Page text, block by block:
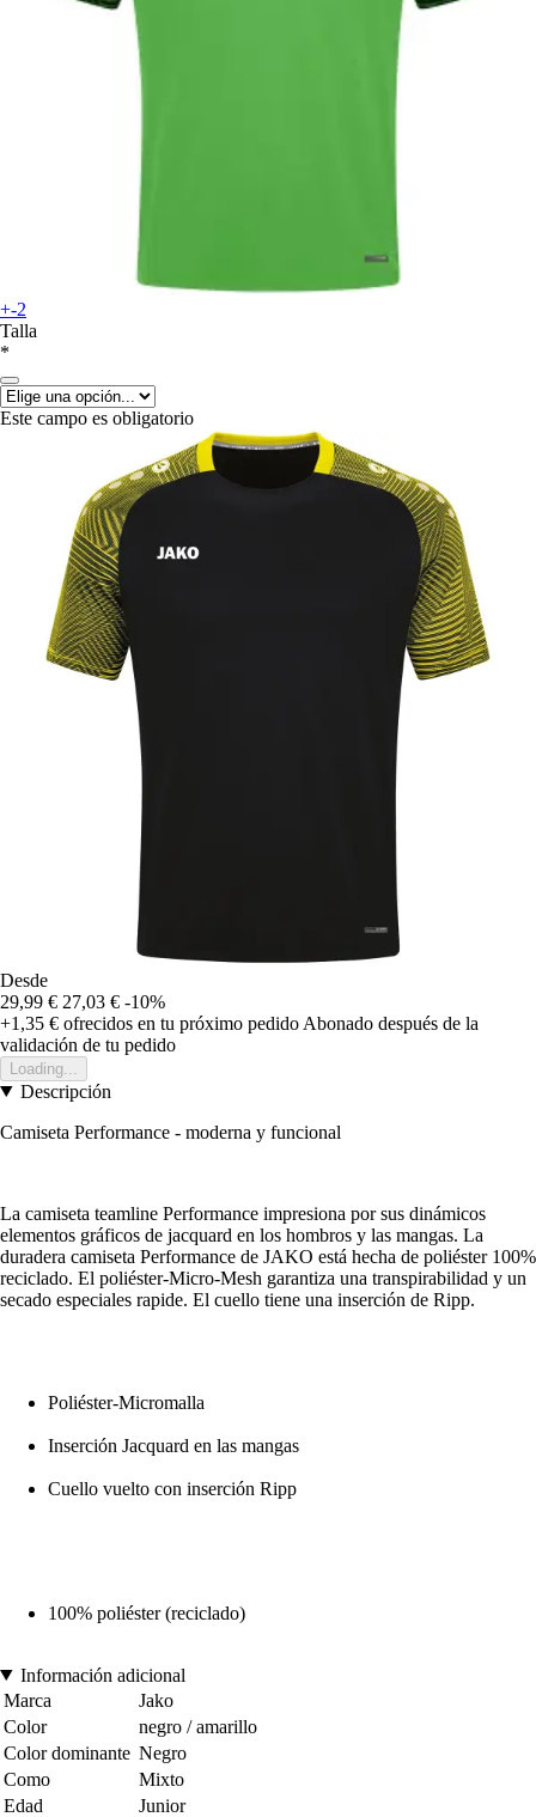
+-2
Talla
*
Este campo es obligatorio
Desde
29,99 € 27,03 € -10%
+1,35 € ofrecidos en tu próximo pedido Abonado después de la
validación de tu pedido
Loading...
Descripción
Camiseta Performance - moderna y funcional
La camiseta teamline Performance impresiona por sus dinámicos
elementos gráficos de jacquard en los hombros y las mangas. La
duradera camiseta Performance de JAKO está hecha de poliéster 100%
reciclado. El poliéster-Micro-Mesh garantiza una transpirabilidad y un
secado especiales rapide. El cuello tiene una inserción de Ripp.
Poliéster-Micromalla
Inserción Jacquard en las mangas
Cuello vuelto con inserción Ripp
100% poliéster (reciclado)
Información adicional
Marca
Jako
Color
negro / amarillo
Color dominante Negro
Como
Mixto
Edad
Junior